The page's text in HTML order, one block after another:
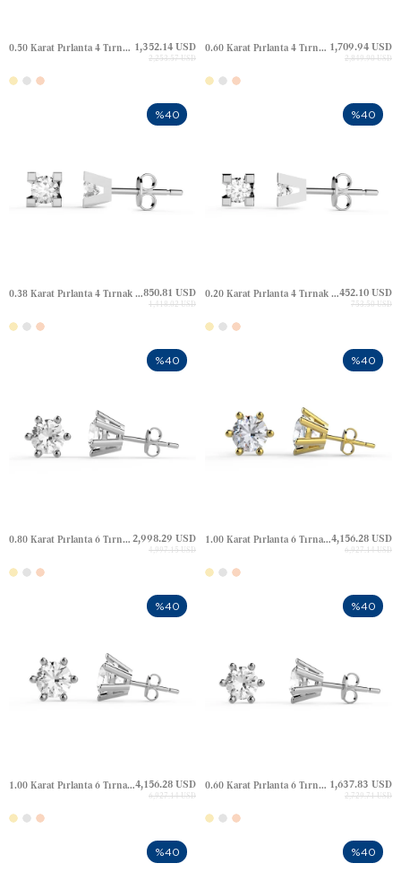
0.50 Karat Pırlanta 4 Tırnak Tektaş Altın Küpe 1,352.14 USD
2,253.57 USD
0.60 Karat Pırlanta 4 Tırnak Tektaş Altın Küpe 1,709.94 USD
2,849.90 USD
0.38 Karat Pırlanta 4 Tırnak Tektaş Altın Küpe850.81 USD
1,418.02 USD
%40
0.20 Karat Pırlanta 4 Tırnak Tektaş Altın Küpe452.10 USD
753.50 USD
%40
0.80 Karat Pırlanta 6 Tırnak Tektaş Altın Küpe 2,998.29 USD
4,997.15 USD
%40
1.00 Karat Pırlanta 6 Tırnak Tektaş Altın Küpe4,156.28 USD
6,927.14 USD
%40
1.00 Karat Pırlanta 6 Tırnak Tektaş Altın Küpe4,156.28 USD
6,927.14 USD
%40
0.60 Karat Pırlanta 6 Tırnak Tektaş Altın Küpe 1,637.83 USD
2,729.71 USD
%40
%40 %40